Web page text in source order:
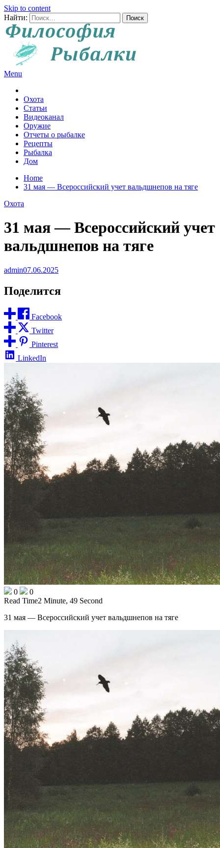
Skip to content
Найти:
Menu
Охота
Статьи
Видеоканал
Оружие
Отчеты о рыбалке
Рецепты
Рыбалка
Дом
Home
31 мая — Всероссийский учет вальдшнепов на тяге
Охота
31 мая — Всероссийский учет
вальдшнепов на тяге
admin07.06.2025
Поделится
Facebook
Twitter
Pinterest
LinkedIn
0
0
Read Time2 Minute, 49 Second
31 мая — Всероссийский учет вальдшнепов на тяге